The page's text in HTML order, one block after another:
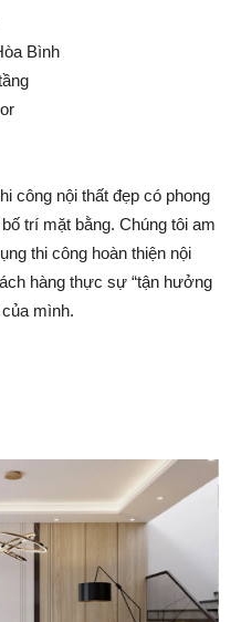
Bình
công nội thất đẹp có phong
trí mặt bằng. Chúng tôi am
thi công hoàn thiện nội
hàng thực sự “tận hưởng
mình.